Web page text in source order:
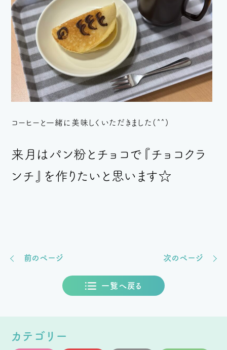
コーヒーと一緒に美味しくいただきました(^^)
来月はパン粉とチョコで『チョコクラ
ンチ』を作りたいと思います☆
前のページ 次のページ
一覧へ戻る
カテゴリー